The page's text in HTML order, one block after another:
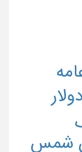
شمس
دولار